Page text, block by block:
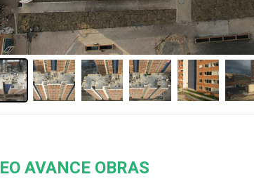
AVANCE OBRAS